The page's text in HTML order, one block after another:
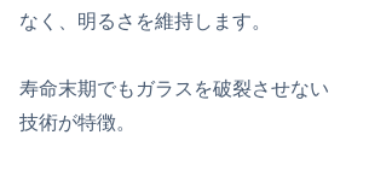
なく、明るさを維持します。
寿命末期でもガラスを破裂させない
技術が特徴。